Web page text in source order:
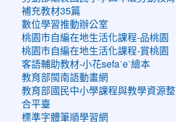
補充教材35篇
數位學習推動辦公室
桃園市自編在地生活化課程-品桃園
桃園市自編在地生活化課程-賞桃園
客語輔助教材-小花sefaˊeˋ繪本
教育部閩南語動畫網
教育部國民中小學課程與教學資源整
合平臺
標準字體筆順學習網